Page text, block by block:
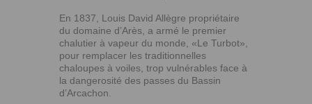
En 1837, Louis David Allègre propriétaire
du domaine d’Arès, a armé le premier
chalutier à vapeur du monde, «Le Turbot»,
pour remplacer les traditionnelles
chaloupes à voiles, trop vulnérables face à
la dangerosité des passes du Bassin
d’Arcachon.